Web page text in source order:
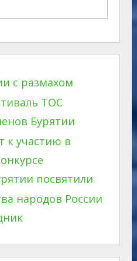
с размахом
ТОС
Бурятии
к участию в
посвятили
народов России